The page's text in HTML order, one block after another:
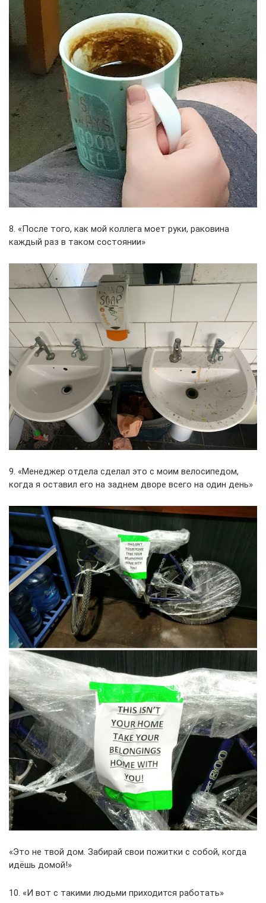
8. «После того, как мой коллега моет руки, раковина
каждый раз в таком состоянии»
9. «Менеджер отдела сделал это с моим велосипедом,
когда я оставил его на заднем дворе всего на один день»
«Это не твой дом. Забирай свои пожитки с собой, когда
идёшь домой!»
10. «И вот с такими людьми приходится работать»